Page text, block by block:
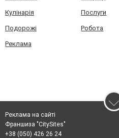
Кулінарія Послуги
Подорожі Робота
Реклама
Реклама на сайті
Франшиза "CitySites"
+38 (050) 426 26 24